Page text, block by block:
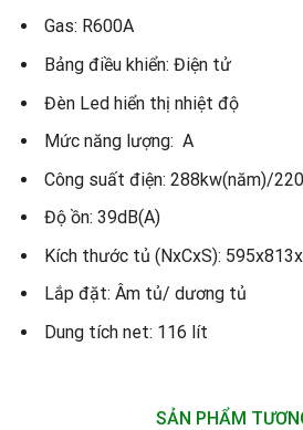
Gas: R600A
Bảng điều khiển: Điện tử
Đèn Led hiển thị nhiệt độ
Mức năng lượng: A
Công suất điện: 288kw(năm)/
Độ ồn: 39dB(A)
Kích thước tủ (NxCxS):
Lắp đặt: Âm tủ/ dương tủ
Dung tích net: 116 lít
SẢN PHẨM